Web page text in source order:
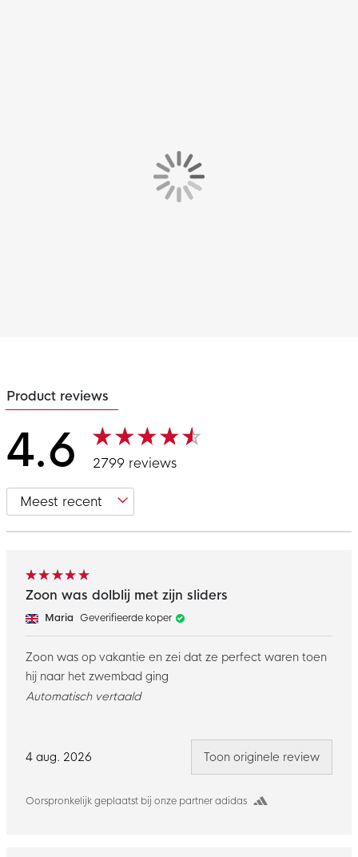
Product reviews
4.6 2799 reviews
4 aug. 2026
Oorspronkelijk geplaatst bij onze partner adidas
Zoon was dolblij met zijn sliders
Maria Geverifieerde koper
Zoon was op vakantie en zei dat ze perfect waren toen
hij naar het zwembad ging
Automatisch vertaald
Toon originele review